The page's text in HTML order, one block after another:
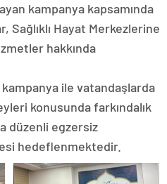
kampanya kapsamında
Sağlıklı Hayat Merkezlerine
hakkında
ile vatandaşlarda
konusunda farkındalık
düzenli egzersiz
hedeflenmektedir.